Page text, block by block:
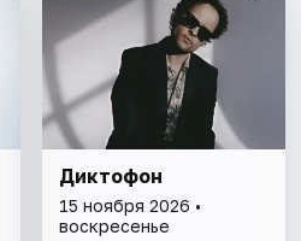
Диктофон
15 ноября 2026 •
воскресенье